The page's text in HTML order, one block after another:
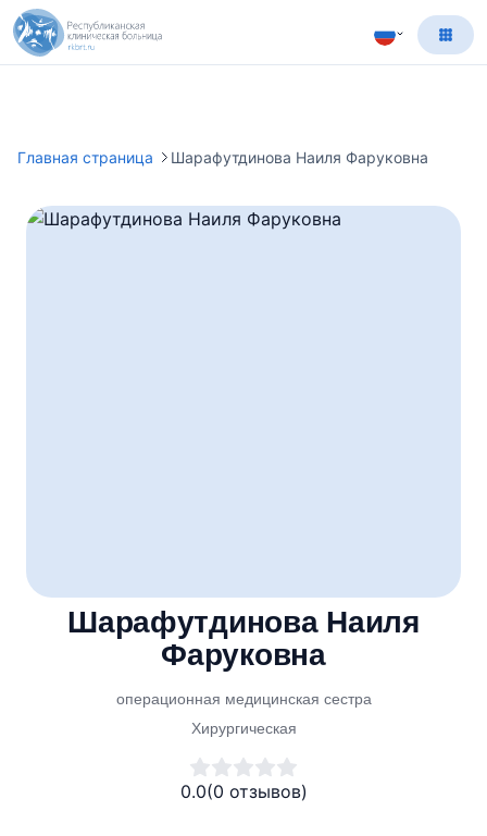
Главная страница Шарафутдинова Наиля Фаруковна
Шарафутдинова Наиля
Фаруковна
операционная медицинская сестра
Хирургическая
0.0(0 отзывов)